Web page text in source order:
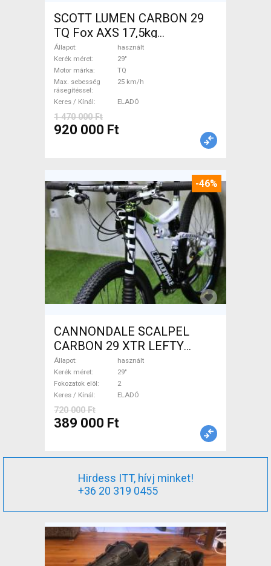
SCOTT LUMEN CARBON 29
TQ Fox AXS 17,5kg
Elektromos Mountain Bike
29" össztelós / fully TQ
használt ELADÓ
Állapot
használt
Kerék méret
29"
Motor márka
TQ
Max. sebesség
rásegítéssel
25 km/h
Keres / Kínál ELADÓ
1 470 000 Ft
920 000 Ft
-46%
CANNONDALE SCALPEL
CARBON 29 XTR LEFTY
Mountain Bike 29" össztelós
/ fully használt ELADÓ
Állapot
használt
Kerék méret
29"
Fokozatok elöl
2
Keres / Kínál
ELADÓ
720 000 Ft
389 000 Ft
Hirdess ITT, hívj minket!
+36 20 319 0455